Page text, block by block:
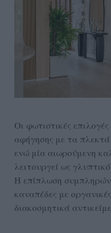
Οι φωτιστικές
αφήγησης με τα
ενώ μία αιωρούμενη
λειτουργεί ως
Η επίπλωση
καναπέδες με
διακοσμητικά